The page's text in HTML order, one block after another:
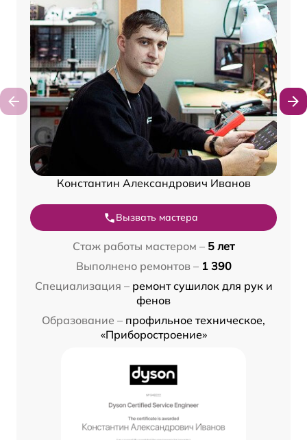
Константин Александрович Иванов
Вызвать мастера
Стаж работы мастером – 5 лет
Выполнено ремонтов – 1 390
Специализация – ремонт сушилок для рук и
фенов
Образование – профильное техническое,
«Приборостроение»